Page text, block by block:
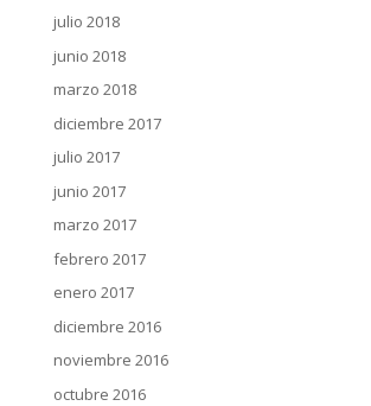
julio 2018
junio 2018
marzo 2018
diciembre 2017
julio 2017
junio 2017
marzo 2017
febrero 2017
enero 2017
diciembre 2016
noviembre 2016
octubre 2016